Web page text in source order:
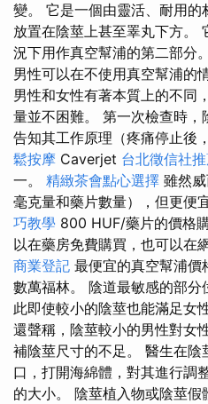
變。 它是一個由靈活、耐用
放置在陰莖上甚至睪丸下方。
況下用作真空幫浦的第二部分
男性可以在不使用真空幫浦的
男性和女性有著本質上的不同
量並不困難。 第一次檢查時
告知其工作原理（疼痛停止後
鬆按摩 Caverjet 台北徵信社
一。 精緻茶會點心選擇 雖然
毫克量和藥片數量），但更便
巧教學 800 HUF/藥片的價格
以在藥房免費購買，也可以在
商業登記 最便宜的真空幫浦價
數萬福林。 陰道最敏感的部
此即使較小的陰莖也能滿足女
還聲稱，陰莖較小的男性對女
補陰莖尺寸的不足。 醫生在陰
口，打開海綿體，對其進行調
的大小。 陰莖植入物或陰莖